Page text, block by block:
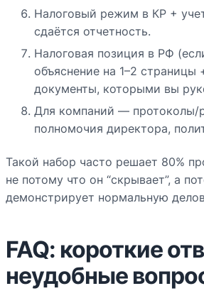
Налоговый режим в КР +
сдаётся отчетность.
Налоговая позиция в РФ
объяснение на 1–2 страницы
документы, которыми вы
Для компаний — протоколы/
полномочия директора,
Такой набор часто решает 80%
не потому что он “скрывает”, а
демонстрирует нормальную
FAQ: короткие
неудобные